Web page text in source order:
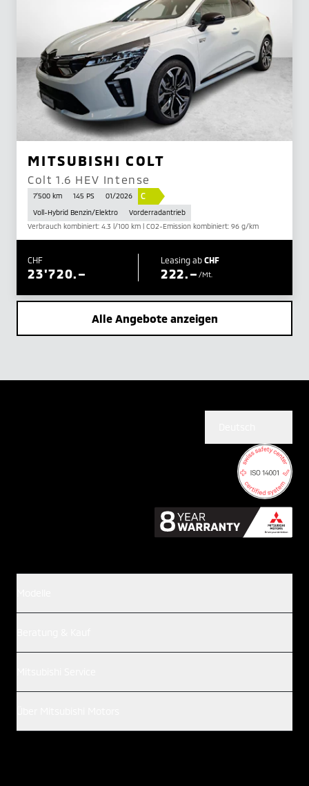
MITSUBISHI COLT
Colt 1.6 HEV Intense
7'500 km 145 PS 01/2026 C
Voll-Hybrid Benzin/Elektro
Vorderradantrieb
Verbrauch kombiniert: 4.3 l/100 km | CO2-Emission kombiniert: 96 g/km
CHF
23'720.–
Leasing ab CHF
222.– /Mt.
Alle Angebote anzeigen